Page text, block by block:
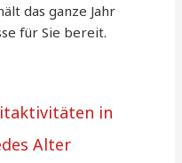
das ganze Jahr
für Sie bereit.
in
Alter